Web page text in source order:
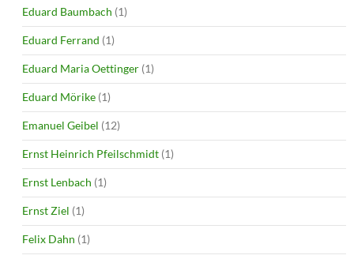
Eduard Baumbach (1)
Eduard Ferrand (1)
Eduard Maria Oettinger (1)
Eduard Mörike (1)
Emanuel Geibel (12)
Ernst Heinrich Pfeilschmidt (1)
Ernst Lenbach (1)
Ernst Ziel (1)
Felix Dahn (1)